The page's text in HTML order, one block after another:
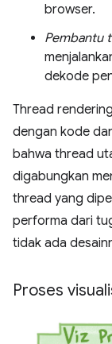
browser.
Pembantu
dekode
Thread
dengan kode
bahwa thread
digabungkan
thread yang
performa dari
tidak ada
Proses